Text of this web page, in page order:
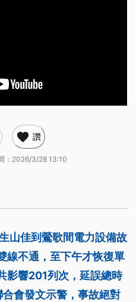
讚
： 2026/3/28 13:10
山佳到鶯歌間電力設備故
線不通，至下午才恢復單
影響201列次，延誤總時
會發文示警，事故絕對